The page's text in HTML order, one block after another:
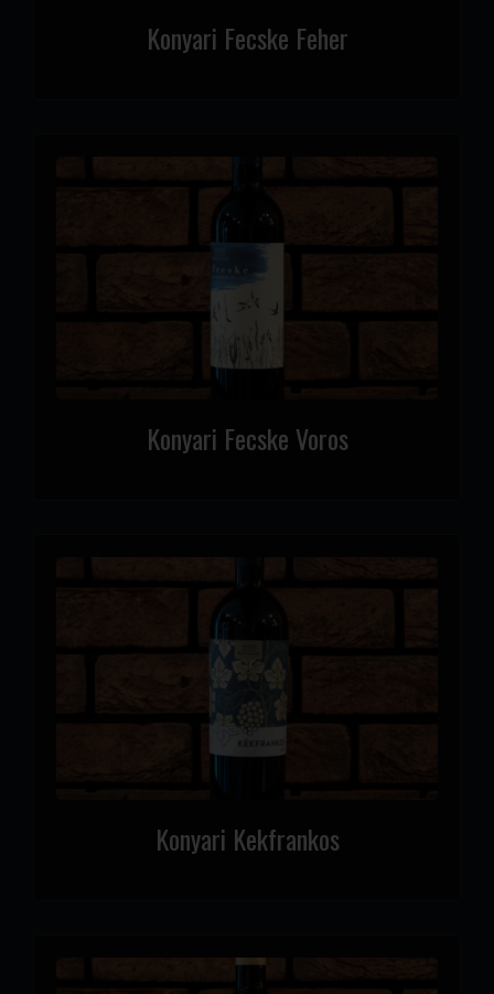
Konyari Fecske Feher
Konyari Fecske Voros
Konyari Kekfrankos